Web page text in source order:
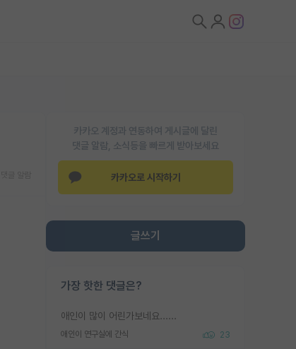
카카오 계정과 연동하여 게시글에 달린
댓글 알람, 소식등을 빠르게 받아보세요
카카오로 시작하기
글쓰기
가장 핫한 댓글은?
애인이 많이 어린가보네요......
애인이 연구실에 간식 23